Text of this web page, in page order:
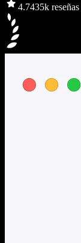
4.7435k reseñas